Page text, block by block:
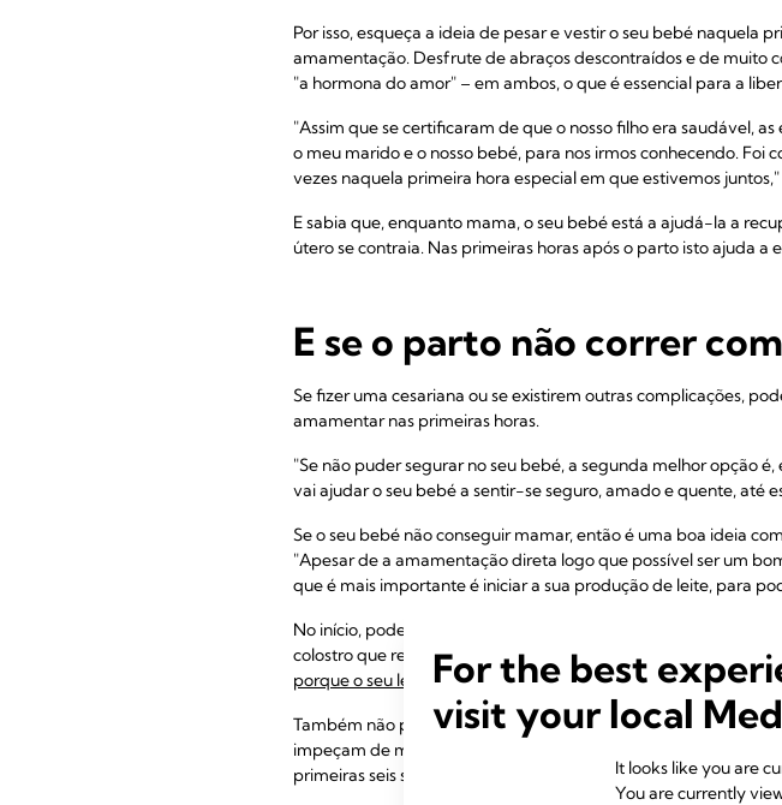
Por isso, esqueça a ideia de pesar e vestir o seu bebé naquela
amamentação. Desfrute de abraços descontraídos e de muito
"a hormona do amor" – em ambos, o que é essencial para a
"Assim que se certificaram de que o nosso filho era saudável,
o meu marido e o nosso bebé, para nos irmos conhecendo.
vezes naquela primeira hora especial em que estivemos
E sabia que, enquanto mama, o seu bebé está a ajudá-la a
útero se contraia. Nas primeiras horas após o parto isto ajuda
E se o parto não correr
Se fizer uma cesariana ou se existirem outras complicações,
amamentar nas primeiras horas.
"Se não puder segurar no seu bebé, a segunda melhor opção
vai ajudar o seu bebé a sentir-se seguro, amado e quente, até
Se o seu bebé não conseguir mamar, então é uma boa ideia
"Apesar de a amamentação direta logo que possível ser um
que é mais importante é iniciar a sua produção de leite, para
No início, pode extrair manualmente e usar o extrator de leite
colostro que recolhe pode então ser dado ao seu bebé. Isto é
porque o seu leite materno temtantos benefícios maravilhosos
Também não pense que não vai poder amamentar se o seu
impeçam de mamar no início. "Trabalhei com muitas, muitas
primeiras seis semanas, devido a nascimento prematuro ou a
For the best
visit your local
It looks like you are
You are currently